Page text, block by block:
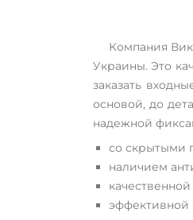
Компания
Украины. Это
заказать
основой, до
надежной
со скрытыми
наличием
эффективной